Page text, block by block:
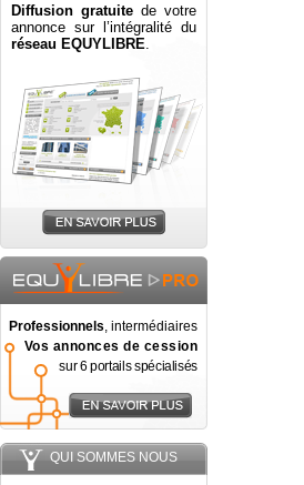
Diffusion gratuite de votre
annonce sur l’intégralité du
réseau EQUYLIBRE.
Professionnels, intermédiaires
Vos annonces de cession
sur 6 portails spécialisés
QUI SOMMES NOUS